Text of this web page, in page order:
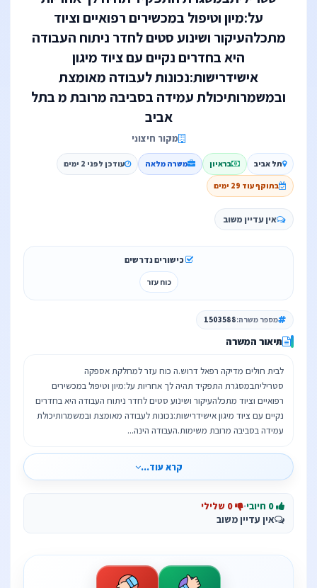
על:מיון וטיפול במכשירים רפואיים וציוד
מתכלהעיקור ושינוע סטים לחדר ניתוח העבודה
היא בחדרים נקיים עם ציוד מיגון
אישידרישות:נכונות לעבודה מאומצת
ובמשמרותיכולת עמידה בסביבה מרובת מ בתל
אביב
מקור חיצוני
תל אביב בראיון משרה מלאה עודכן לפני 2 ימים
בתוקף עוד 29 ימים
אין עדיין משוב
כישורים נדרשים
כוח עזר
מספר משרה:1503588
תיאור המשרה
לבית חולים מדיקה רפאל דרוש.ה כוח עזר למחלקת אספקה
סטריליתבמסגרת התפקיד תהיה לך אחריות על:מיון וטיפול במכשירים
רפואיים וציוד מתכלהעיקור ושינוע סטים לחדר ניתוח העבודה היא בחדרים
נקיים עם ציוד מיגון אישידרישות:נכונות לעבודה מאומצת ובמשמרותיכולת
עמידה בסביבה מרובת משימות.העבודה הינה...
קרא עוד...
·
אין עדיין משוב